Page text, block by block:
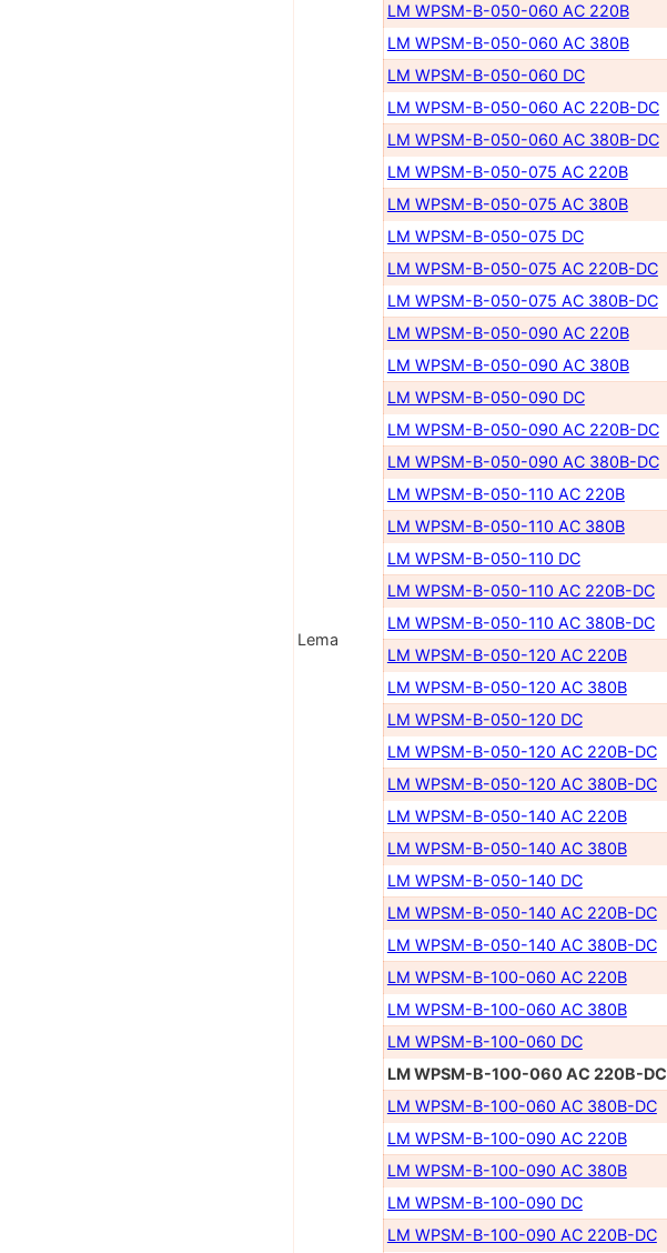
Lema
LM WPSM-B-050-060 AC 220B
LM WPSM-B-050-060 AC 380B
LM WPSM-B-050-060 DC
LM WPSM-B-050-060 AC 220В-DC
LM WPSM-B-050-060 AC 380В-DC
LM WPSM-B-050-075 AC 220В
LM WPSM-B-050-075 AC 380В
LM WPSM-B-050-075 DC
LM WPSM-B-050-075 AC 220В-DC
LM WPSM-B-050-075 AC 380В-DC
LM WPSM-B-050-090 AC 220В
LM WPSM-B-050-090 AC 380В
LM WPSM-B-050-090 DC
LM WPSM-B-050-090 AC 220В-DC
LM WPSM-B-050-090 AC 380В-DC
LM WPSM-B-050-110 AC 220В
LM WPSM-B-050-110 AC 380В
LM WPSM-B-050-110 DC
LM WPSM-B-050-110 AC 220В-DC
LM WPSM-B-050-110 AC 380В-DC
LM WPSM-B-050-120 AC 220В
LM WPSM-B-050-120 AC 380В
LM WPSM-B-050-120 DC
LM WPSM-B-050-120 AC 220В-DC
LM WPSM-B-050-120 AC 380В-DC
LM WPSM-B-050-140 AC 220В
LM WPSM-B-050-140 AC 380В
LM WPSM-B-050-140 DC
LM WPSM-B-050-140 AC 220В-DC
LM WPSM-B-050-140 AC 380В-DC
LM WPSM-B-100-060 AC 220В
LM WPSM-B-100-060 AC 380В
LM WPSM-B-100-060 DC
LM WPSM-B-100-060 AC 220В-DC
LM WPSM-B-100-060 AC 380В-DC
LM WPSM-B-100-090 AC 220В
LM WPSM-B-100-090 AC 380В
LM WPSM-B-100-090 DC
LM WPSM-B-100-090 AC 220B-DC